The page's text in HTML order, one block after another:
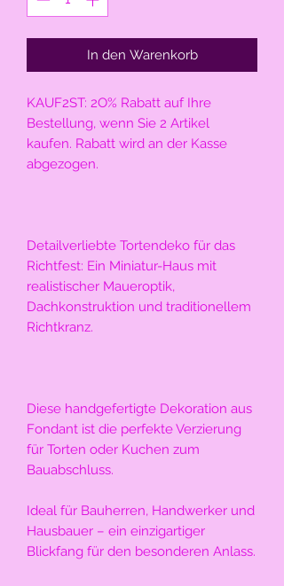
In den Warenkorb
KAUF2ST: 2O% Rabatt auf Ihre
Bestellung, wenn Sie 2 Artikel
kaufen. Rabatt wird an der Kasse
abgezogen.
Detailverliebte Tortendeko für das
Richtfest: Ein Miniatur-Haus mit
realistischer Maueroptik,
Dachkonstruktion und traditionellem
Richtkranz.
Diese handgefertigte Dekoration aus
Fondant ist die perfekte Verzierung
für Torten oder Kuchen zum
Bauabschluss.
Ideal für Bauherren, Handwerker und
Hausbauer – ein einzigartiger
Blickfang für den besonderen Anlass.